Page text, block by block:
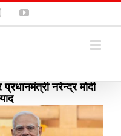
InstagramYouTube
नरेन्द्र मोदी